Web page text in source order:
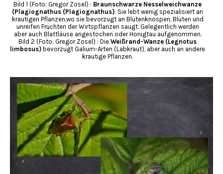
Bild 1 (Foto: Gregor Zosel) : Braunschwarze Nesselweichwanze
(Plagiognathus (Plagiognathus): Sie lebt wenig spezialisiert an
krautigen Pflanzen,wo sie bevorzugt an Blütenknospen, Blüten und
unreifen Früchten der Wirtspflanzen saugt. Gelegentlich werden
aber auch Blattläuse angestochen oder Honigtau aufgenommen.
Bild 2 (Foto: Gregor Zosel) : Die Weißrand-Wanze (Legnotus
limbosus) bevorzugt Galium-Arten (Labkraut), aber auch an andere
krautige Pflanzen.